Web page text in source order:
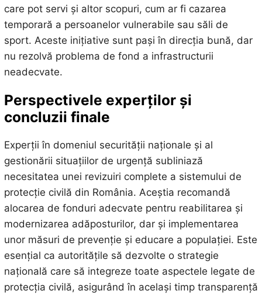
care pot servi și altor scopuri, cum ar fi cazarea
temporară a persoanelor vulnerabile sau săli de
sport. Aceste inițiative sunt pași în direcția bună, dar
nu rezolvă problema de fond a infrastructurii
neadecvate.
Perspectivele experților și
concluzii finale
Experții în domeniul securității naționale și al
gestionării situațiilor de urgență subliniază
necesitatea unei revizuiri complete a sistemului de
protecție civilă din România. Aceștia recomandă
alocarea de fonduri adecvate pentru reabilitarea și
modernizarea adăposturilor, dar și implementarea
unor măsuri de prevenție și educare a populației. Este
esențial ca autoritățile să dezvolte o strategie
națională care să integreze toate aspectele legate de
protecția civilă, asigurând în același timp transparență